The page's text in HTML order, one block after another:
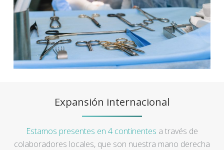
Expansión internacional
Estamos presentes en 4 continentes a través de
colaboradores locales, que son nuestra mano derecha